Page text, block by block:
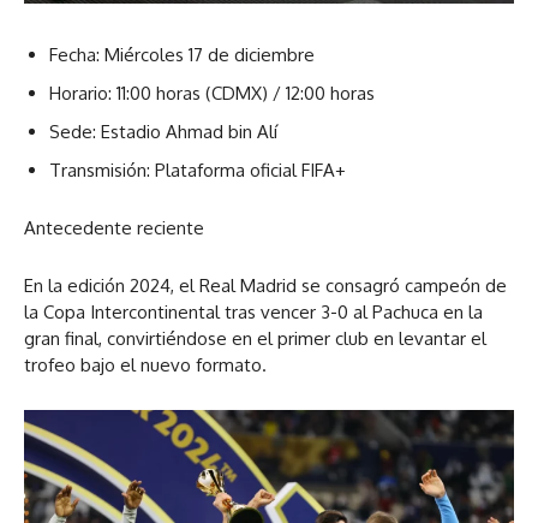
Fecha: Miércoles 17 de diciembre
Horario: 11:00 horas (CDMX) / 12:00 horas
Sede: Estadio Ahmad bin Alí
Transmisión: Plataforma oficial FIFA+
Antecedente reciente
En la edición 2024, el Real Madrid se consagró campeón de
la Copa Intercontinental tras vencer 3-0 al Pachuca en la
gran final, convirtiéndose en el primer club en levantar el
trofeo bajo el nuevo formato.